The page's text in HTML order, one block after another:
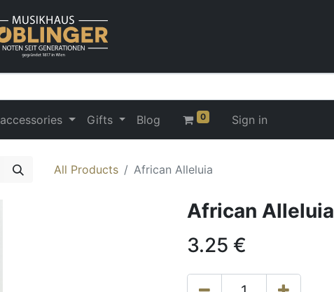
accessories Gifts Blog 0 Sign in
All Products African Alleluia
African Alleluia
3.25 €